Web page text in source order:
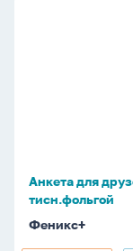
Анкета для
тисн.фольгой
Феникс+